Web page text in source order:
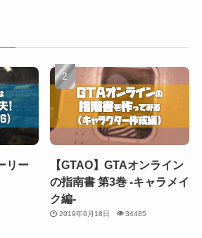
リー
【GTAO】GTAオンライン
の指南書 第3巻 -キャラメイ
ク編-
2019年6月18日 34485